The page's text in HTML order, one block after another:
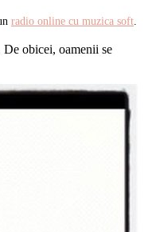
radio online cu muzica soft
obicei, oamenii se